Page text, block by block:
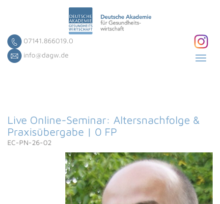
07141.866019.0
info@dagw.de
Live Online-Seminar: Altersnachfolge &
Praxisübergabe | 0 FP
EC-PN-26-02